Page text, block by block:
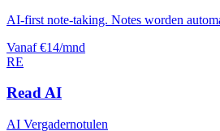
AI-first note-taking. Notes worden
Vanaf €14/mnd
RE
Read AI
AI Vergadernotulen